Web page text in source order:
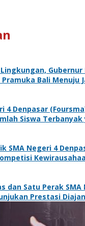
Gubernur
Bali Menuju
4 Denpasar
Siswa Terbanyak
SMA Negeri 4
dan Satu Perak
Prestasi